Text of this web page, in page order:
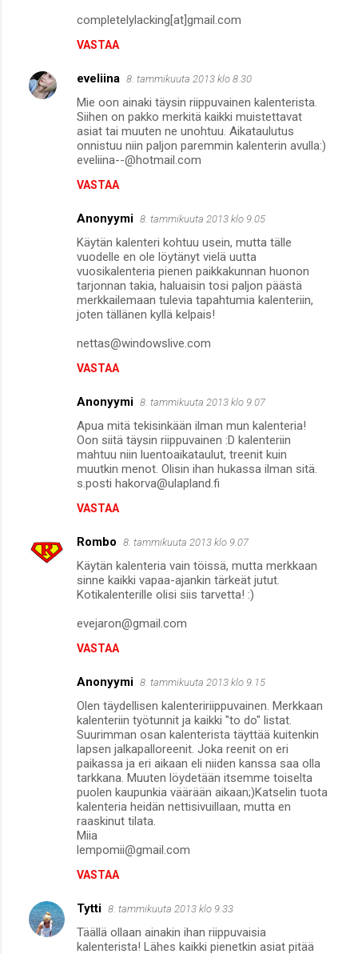
completelylacking[at]gmail.com
VASTAA
eveliina 8. tammikuuta 2013 klo 8.30
Mie oon ainaki täysin riippuvainen kalenterista.
Siihen on pakko merkitä kaikki muistettavat
asiat tai muuten ne unohtuu. Aikataulutus
onnistuu niin paljon paremmin kalenterin avulla:)
eveliina--@hotmail.com
VASTAA
Anonyymi 8. tammikuuta 2013 klo 9.05
Käytän kalenteri kohtuu usein, mutta tälle
vuodelle en ole löytänyt vielä uutta
vuosikalenteria pienen paikkakunnan huonon
tarjonnan takia, haluaisin tosi paljon päästä
merkkailemaan tulevia tapahtumia kalenteriin,
joten tällänen kyllä kelpais!
nettas@windowslive.com
VASTAA
Anonyymi 8. tammikuuta 2013 klo 9.07
Apua mitä tekisinkään ilman mun kalenteria!
Oon siitä täysin riippuvainen :D kalenteriin
mahtuu niin luentoaikataulut, treenit kuin
muutkin menot. Olisin ihan hukassa ilman sitä.
s.posti hakorva@ulapland.fi
VASTAA
Rombo 8. tammikuuta 2013 klo 9.07
Käytän kalenteria vain töissä, mutta merkkaan
sinne kaikki vapaa-ajankin tärkeät jutut.
Kotikalenterille olisi siis tarvetta! :)
evejaron@gmail.com
VASTAA
Anonyymi 8. tammikuuta 2013 klo 9.15
Olen täydellisen kalenteririippuvainen. Merkkaan
kalenteriin työtunnit ja kaikki "to do" listat.
Suurimman osan kalenterista täyttää kuitenkin
lapsen jalkapalloreenit. Joka reenit on eri
paikassa ja eri aikaan eli niiden kanssa saa olla
tarkkana. Muuten löydetään itsemme toiselta
puolen kaupunkia väärään aikaan;)Katselin tuota
kalenteria heidän nettisivuillaan, mutta en
raaskinut tilata.
Miia
lempomii@gmail.com
VASTAA
Tytti 8. tammikuuta 2013 klo 9.33
Täällä ollaan ainakin ihan riippuvaisia
kalenterista! Lähes kaikki pienetkin asiat pitää